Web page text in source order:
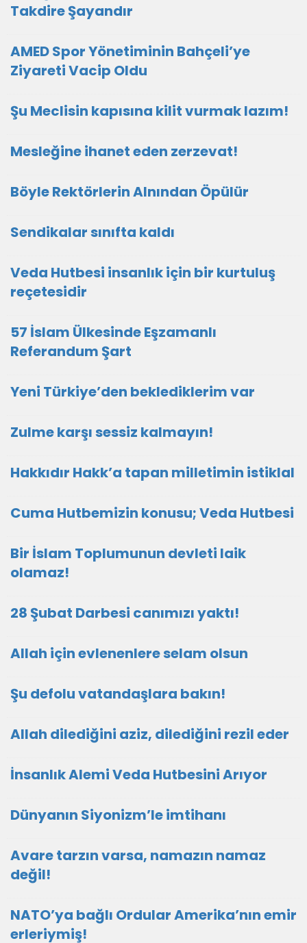
Takdire Şayandır
AMED Spor Yönetiminin Bahçeli’ye
Ziyareti Vacip Oldu
Şu Meclisin kapısına kilit vurmak lazım!
Mesleğine ihanet eden zerzevat!
Böyle Rektörlerin Alnından Öpülür
Sendikalar sınıfta kaldı
Veda Hutbesi insanlık için bir kurtuluş
reçetesidir
57 İslam Ülkesinde Eşzamanlı
Referandum Şart
Yeni Türkiye’den beklediklerim var
Zulme karşı sessiz kalmayın!
Hakkıdır Hakk’a tapan milletimin istiklal
Cuma Hutbemizin konusu; Veda Hutbesi
Bir İslam Toplumunun devleti laik
olamaz!
28 Şubat Darbesi canımızı yaktı!
Allah için evlenenlere selam olsun
Şu defolu vatandaşlara bakın!
Allah dilediğini aziz, dilediğini rezil eder
İnsanlık Alemi Veda Hutbesini Arıyor
Dünyanın Siyonizm’le imtihanı
Avare tarzın varsa, namazın namaz
değil!
NATO’ya bağlı Ordular Amerika’nın emir
erleriymiş!